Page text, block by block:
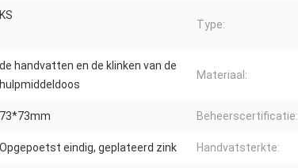
KS
Type:
de handvatten en de klinken van de
hulpmiddeldoos
Materiaal:
73*73mm Beheerscertificatie:
Opgepoetst eindig, geplateerd zink Handvatsterkte: